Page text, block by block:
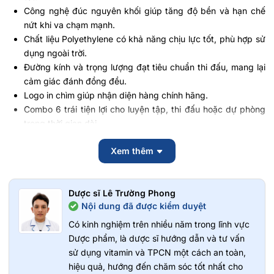
Công nghệ đúc nguyên khối giúp tăng độ bền và hạn chế
nứt khi va chạm mạnh.
Chất liệu Polyethylene có khả năng chịu lực tốt, phù hợp sử
dụng ngoài trời.
Đường kính và trọng lượng đạt tiêu chuẩn thi đấu, mang lại
cảm giác đánh đồng đều.
Logo in chìm giúp nhận diện hàng chính hãng.
Combo 6 trái tiện lợi cho luyện tập, thi đấu hoặc dự phòng
trong thời gian dài.
Hiệu quả về cảm giác đánh, độ kiểm soát và độ bền có
thể thay đổi tùy cường độ sử dụng, điều kiện sân bãi và kỹ
Đối tượng phù hợp Combo 6 Trái Bóng
Facolos Pickleball F-Pro Performance Gen 2
Người mới bắt đầu làm quen với môn pickleball.
Người chơi thường xuyên luyện tập ngoài trời.
Vận động viên và người tham gia thi đấu phong trào.
Xem thêm
Dược sĩ Lê Trường Phong
Nội dung đã được kiểm duyệt
Có kinh nghiệm trên nhiều năm trong lĩnh vực
Dược phẩm, là dược sĩ hướng dẫn và tư vấn
sử dụng vitamin và TPCN một cách an toàn,
hiệu quả, hướng đến chăm sóc tốt nhất cho